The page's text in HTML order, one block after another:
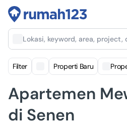
Lokasi, keyword, area, project,
Filter Properti Baru
Apartemen
di Senen